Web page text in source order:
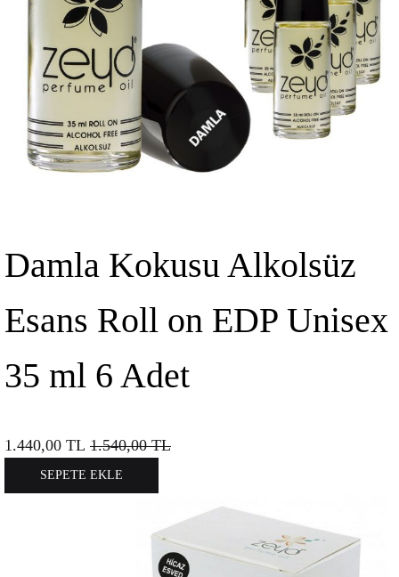
Damla Kokusu Alkolsüz
Esans Roll on EDP Unisex
35 ml 6 Adet
1.440,00 TL 1.540,00TL
SEPETE EKLE